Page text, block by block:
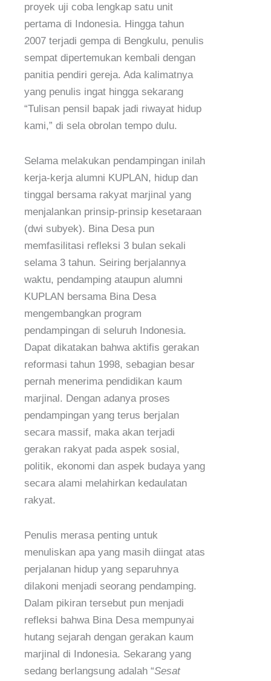
proyek uji coba lengkap satu unit
pertama di Indonesia. Hingga tahun
2007 terjadi gempa di Bengkulu, penulis
sempat dipertemukan kembali dengan
panitia pendiri gereja. Ada kalimatnya
yang penulis ingat hingga sekarang
“Tulisan pensil bapak jadi riwayat hidup
kami,” di sela obrolan tempo dulu.
Selama melakukan pendampingan inilah
kerja-kerja alumni KUPLAN, hidup dan
tinggal bersama rakyat marjinal yang
menjalankan prinsip-prinsip kesetaraan
(dwi subyek). Bina Desa pun
memfasilitasi refleksi 3 bulan sekali
selama 3 tahun. Seiring berjalannya
waktu, pendamping ataupun alumni
KUPLAN bersama Bina Desa
mengembangkan program
pendampingan di seluruh Indonesia.
Dapat dikatakan bahwa aktifis gerakan
reformasi tahun 1998, sebagian besar
pernah menerima pendidikan kaum
marjinal. Dengan adanya proses
pendampingan yang terus berjalan
secara massif, maka akan terjadi
gerakan rakyat pada aspek sosial,
politik, ekonomi dan aspek budaya yang
secara alami melahirkan kedaulatan
rakyat.
Penulis merasa penting untuk
menuliskan apa yang masih diingat atas
perjalanan hidup yang separuhnya
dilakoni menjadi seorang pendamping.
Dalam pikiran tersebut pun menjadi
refleksi bahwa Bina Desa mempunyai
hutang sejarah dengan gerakan kaum
marjinal di Indonesia. Sekarang yang
sedang berlangsung adalah “Sesat